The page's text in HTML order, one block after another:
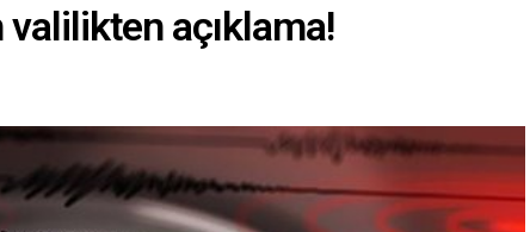
açıklama!